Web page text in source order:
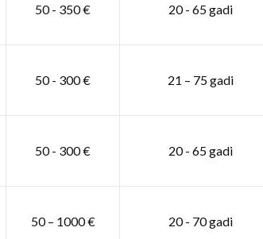
50 - 350 € 20 - 65 gadi
50 - 300 € 21 – 75 gadi
50 - 300 € 20 - 65 gadi
50 – 1000 € 20 - 70 gadi